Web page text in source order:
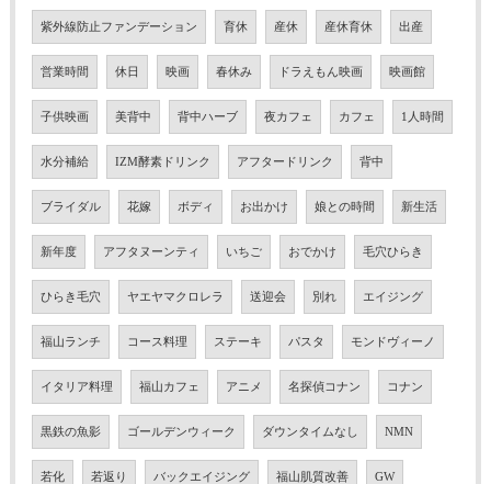
紫外線防止ファンデーション 育休 産休 産休育休 出産
営業時間 休日 映画 春休み ドラえもん映画 映画館
子供映画 美背中 背中ハーブ 夜カフェ カフェ 1人時間
水分補給 IZM酵素ドリンク アフタードリンク 背中
ブライダル 花嫁 ボディ お出かけ 娘との時間 新生活
新年度 アフタヌーンティ いちご おでかけ 毛穴ひらき
ひらき毛穴 ヤエヤマクロレラ 送迎会 別れ エイジング
福山ランチ コース料理 ステーキ パスタ モンドヴィーノ
イタリア料理 福山カフェ アニメ 名探偵コナン コナン
黒鉄の魚影 ゴールデンウィーク ダウンタイムなし NMN
若化 若返り バックエイジング 福山肌質改善 GW